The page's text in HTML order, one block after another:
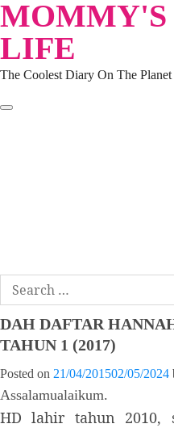
Skip
to
content
MOMMY'S
LIFE
The Coolest Diary On The Planet
Search
for:
DAH DAFTAR
TAHUN 1 (2017)
Posted on 21/04/201502/05/2024
Assalamualaikum.
HD lahir tahun 2010,